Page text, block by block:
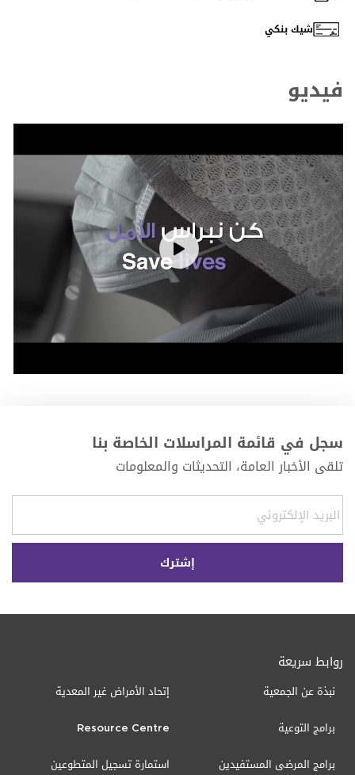
شيك بنكي
فيديو
سجل في قائمة المراسلات الخاصة بنا
تلقى الأخبار العامة، التحديثات والمعلومات
روابط سريعة
نبذة عن الجمعية
برامج التوعية
برامج المرضى المستفيدين
إتحاد الأمراض غير المعدية
Resource Centre
استمارة تسجيل المتطوعين